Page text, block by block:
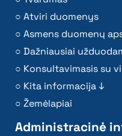
Atviri duomenys
Asmens duomenų
Dažniausiai
Konsultavimasis su
Kita informacija ↓
Žemėlapiai
Administracinė